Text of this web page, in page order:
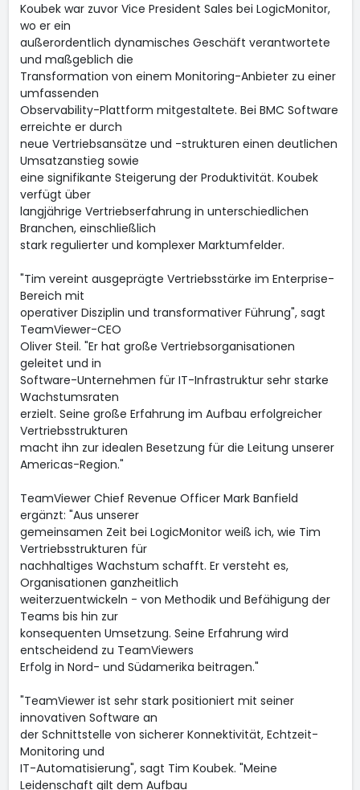
Koubek war zuvor Vice President Sales bei LogicMonitor,
wo er ein
außerordentlich dynamisches Geschäft verantwortete
und maßgeblich die
Transformation von einem Monitoring-Anbieter zu einer
umfassenden
Observability-Plattform mitgestaltete. Bei BMC Software
erreichte er durch
neue Vertriebsansätze und -strukturen einen deutlichen
Umsatzanstieg sowie
eine signifikante Steigerung der Produktivität. Koubek
verfügt über
langjährige Vertriebserfahrung in unterschiedlichen
Branchen, einschließlich
stark regulierter und komplexer Marktumfelder.
"Tim vereint ausgeprägte Vertriebsstärke im Enterprise-
Bereich mit
operativer Disziplin und transformativer Führung", sagt
TeamViewer-CEO
Oliver Steil. "Er hat große Vertriebsorganisationen
geleitet und in
Software-Unternehmen für IT-Infrastruktur sehr starke
Wachstumsraten
erzielt. Seine große Erfahrung im Aufbau erfolgreicher
Vertriebsstrukturen
macht ihn zur idealen Besetzung für die Leitung unserer
Americas-Region."
TeamViewer Chief Revenue Officer Mark Banfield
ergänzt: "Aus unserer
gemeinsamen Zeit bei LogicMonitor weiß ich, wie Tim
Vertriebsstrukturen für
nachhaltiges Wachstum schafft. Er versteht es,
Organisationen ganzheitlich
weiterzuentwickeln - von Methodik und Befähigung der
Teams bis hin zur
konsequenten Umsetzung. Seine Erfahrung wird
entscheidend zu TeamViewers
Erfolg in Nord- und Südamerika beitragen."
"TeamViewer ist sehr stark positioniert mit seiner
innovativen Software an
der Schnittstelle von sicherer Konnektivität, Echtzeit-
Monitoring und
IT-Automatisierung", sagt Tim Koubek. "Meine
Leidenschaft gilt dem Aufbau